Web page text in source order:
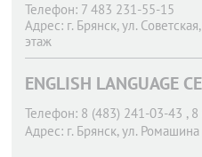
Телефон: 7 483 231-55-15
Адрес: г. Брянск, ул.
этаж
ENGLISH LANGUAGE
Телефон: 8 (483) 241-03-43 ,
Адрес: г. Брянск, ул.